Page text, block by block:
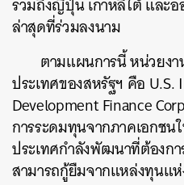
ล่าสุดที่ร่วมลงนาม
ตามแผนการนี้ หน่วยง
ประเทศของสหรัฐฯ คือ
Development Finance
การระดมทุนจากภาคเอกช
ประเทศกำลังพัฒนาที่ต้องก
สามารถกู้ยืมจากแหล่งทุนแ